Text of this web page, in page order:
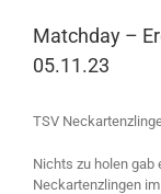
Matchday –
05.11.23
TSV
Nichts zu holen
Neckartenzlingen